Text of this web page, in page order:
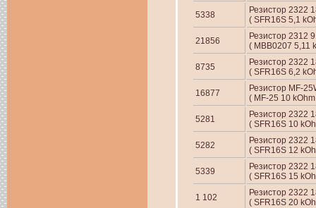
5338
Резистор 2322
( SFR16S 5,1
21856
Резистор 2312
( MBB0207 5,11
8735
Резистор 2322
( SFR16S 6,2
16877
Резистор MF-
( MF-25 10
5281
Резистор 2322
( SFR16S 10
5282
Резистор 2322
( SFR16S 12
5339
Резистор 2322
( SFR16S 15
1 102
Резистор 2322
( SFR16S 20